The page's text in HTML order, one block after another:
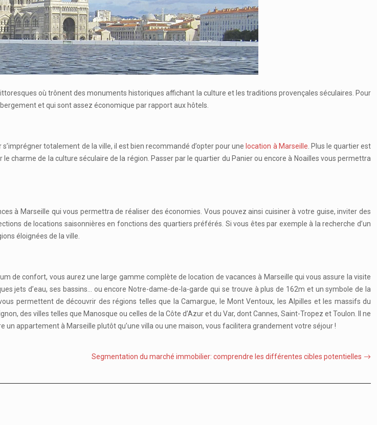
où trônent des monuments historiques affichant la culture et les traditions provençales séculaires. Pour
et qui sont assez économique par rapport aux hôtels.
totalement de la ville, il est bien recommandé d’opter pour une location à Marseille . Plus le quartier est
charme de la culture séculaire de la région. Passer par le quartier du Panier ou encore à Noailles vous permettra
à Marseille qui vous permettra de réaliser des économies. Vous pouvez ainsi cuisiner à votre guise, inviter des
de locations saisonnières en fonctions des quartiers préférés. Si vous êtes par exemple à la recherche d’un
éloignées de la ville.
de confort, vous aurez une large gamme complète de location de vacances à Marseille qui vous assure la visite
jets d’eau, ses bassins… ou encore Notre-dame-de-la-garde qui se trouve à plus de 162m et un symbole de la
permettent de découvrir des régions telles que la Camargue, le Mont Ventoux, les Alpilles et les massifs du
des villes telles que Manosque ou celles de la Côte d’Azur et du Var, dont Cannes, Saint-Tropez et Toulon. Il ne
appartement à Marseille plutôt qu’une villa ou une maison, vous facilitera grandement votre séjour !
Segmentation du marché immobilier: comprendre les différentes cibles potentielles